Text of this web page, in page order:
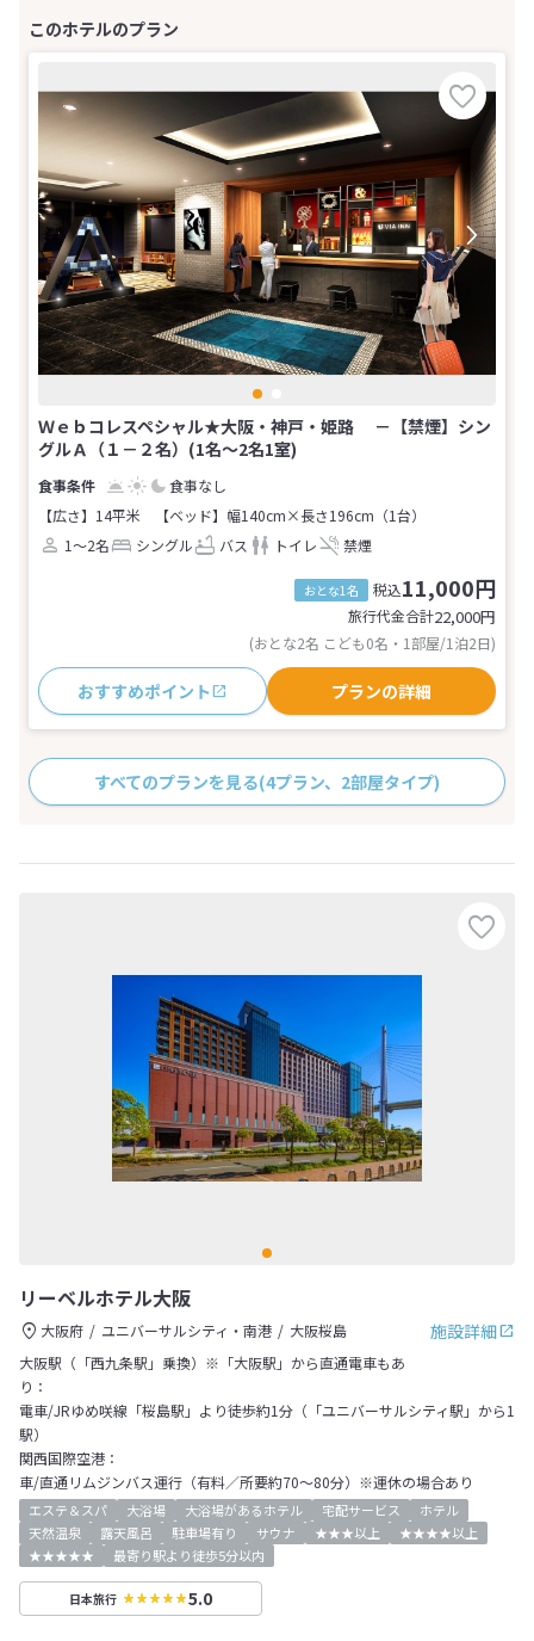
Ｗｅｂコレスペシャル★大阪・神戸・姫路 －【禁煙】シン
グルＡ（１－２名）(1名～2名1室)
食事なし
【広さ】14平米
【ベッド】幅140cm×長さ196cm（1台）
1～2名
シングル バス トイレ 禁煙
おとな1名 税込11,000円
旅行代金合計22,000円
(おとな2名 こども0名・1部屋/1泊2日)
おすすめポイント プランの詳細
すべてのプランを見る(4プラン、2部屋タイプ)
リーベルホテル大阪
施設詳細
大阪府 ユニバーサルシティ・南港
大阪桜島
大阪駅（「西九条駅」乗換）※「大阪駅」から直通電車もあ
り：
電車/JRゆめ咲線「桜島駅」より徒歩約1分（「ユニバーサルシティ駅」から1
駅）
関西国際空港：
車/直通リムジンバス運行（有料／所要約70～80分）※運休の場合あり
エステ＆スパ 大浴場 大浴場があるホテル 宅配サービス
ホテル
天然温泉
露天風呂 駐車場有り サウナ ★★★以上
★★★★以上
★★★★★
最寄り駅より徒歩5分以内
日本旅行 5.0